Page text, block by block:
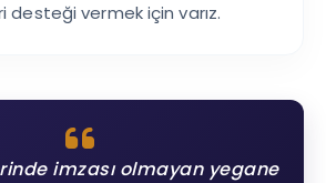
desteği vermek için varız.
imzası olmayan yegane